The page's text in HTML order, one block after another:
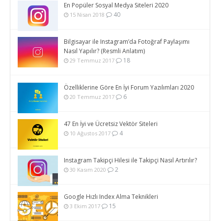
En Popüler Sosyal Medya Siteleri 2020
15 Nisan 2018 40
Bilgisayar ile Instagram’da Fotoğraf Paylaşımı
Nasıl Yapılır? (Resmli Anlatım)
29 Temmuz 2017 18
Özelliklerine Göre En İyi Forum Yazılımları 2020
20 Temmuz 2017 6
47 En İyi ve Ücretsiz Vektör Siteleri
10 Ağustos 2017 4
Instagram Takipçi Hilesi ile Takipçi Nasıl Artırılır?
30 Kasım 2020 2
Google Hızlı Index Alma Teknikleri
3 Ekim 2017 15